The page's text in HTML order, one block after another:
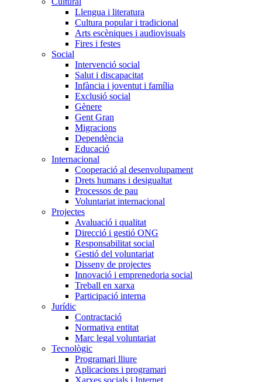
Llengua i literatura
Cultura popular i tradicional
Arts escèniques i audiovisuals
Fires i festes
Social
Intervenció social
Salut i discapacitat
Infància i joventut i família
Exclusió social
Gènere
Gent Gran
Migracions
Dependència
Educació
Internacional
Cooperació al desenvolupament
Drets humans i desigualtat
Processos de pau
Voluntariat internacional
Projectes
Avaluació i qualitat
Direcció i gestió ONG
Responsabilitat social
Gestió del voluntariat
Disseny de projectes
Innovació i emprenedoria social
Treball en xarxa
Participació interna
Jurídic
Contractació
Normativa entitat
Marc legal voluntariat
Tecnològic
Programari lliure
Aplicacions i programari
Xarxes socials i Internet